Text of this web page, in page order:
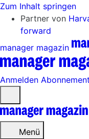
Zum Inhalt springen
Partner von
forward
manager magazin
Anmelden Abonnement
öffnen
Menü